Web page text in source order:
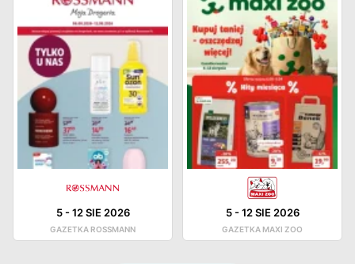
5-12 SIE 2026
GAZETKA ROSSMANN
5-12 SIE 2026
GAZETKA MAXI ZOO